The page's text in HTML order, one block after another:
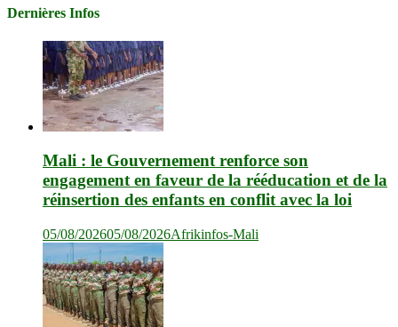
Dernières Infos
Mali : le Gouvernement renforce son
engagement en faveur de la rééducation et de la
réinsertion des enfants en conflit avec la loi
05/08/202605/08/2026Afrikinfos-Mali